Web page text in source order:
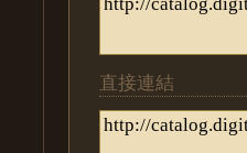
直接連結